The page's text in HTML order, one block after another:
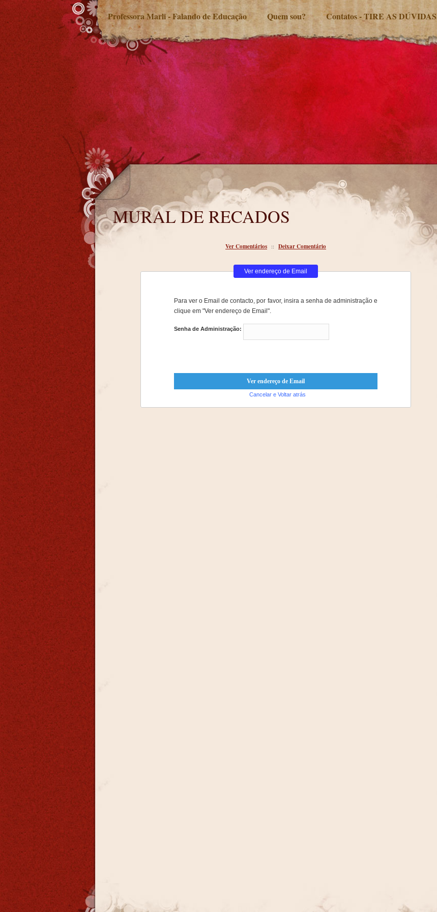
Professora Marli - Falando de Educação Quem sou? Contatos - TIRE AS DÚVIDAS
MURAL DE RECADOS
MURAL DE RECADOS
Ver Comentários :: Deixar Comentário
Ver endereço de Email
Para ver o Email de contacto, por favor, insira a senha de administração e
clique em "Ver endereço de Email".
Senha de Administração:
Cancelar e Voltar atrás